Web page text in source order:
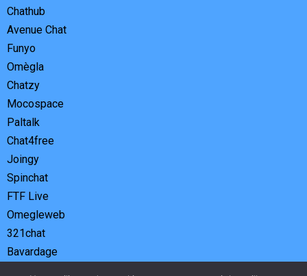
Chathub
Avenue Chat
Funyo
Omègla
Chatzy
Mocospace
Paltalk
Chat4free
Joingy
Spinchat
FTF Live
Omegleweb
321chat
Bavardage